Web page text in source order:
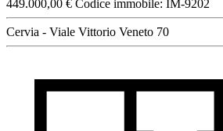
449.000,00 € Codice immobile: IM-9202
Cervia - Viale Vittorio Veneto 70